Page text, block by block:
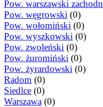
Pow. warszawski
Pow. węgrowski (0)
Pow. wołomiński (0)
Pow. wyszkowski (0)
Pow. zwoleński (0)
Pow. żuromiński (0)
Pow. żyrardowski (0)
Radom (0)
Siedlce (0)
Warszawa (0)